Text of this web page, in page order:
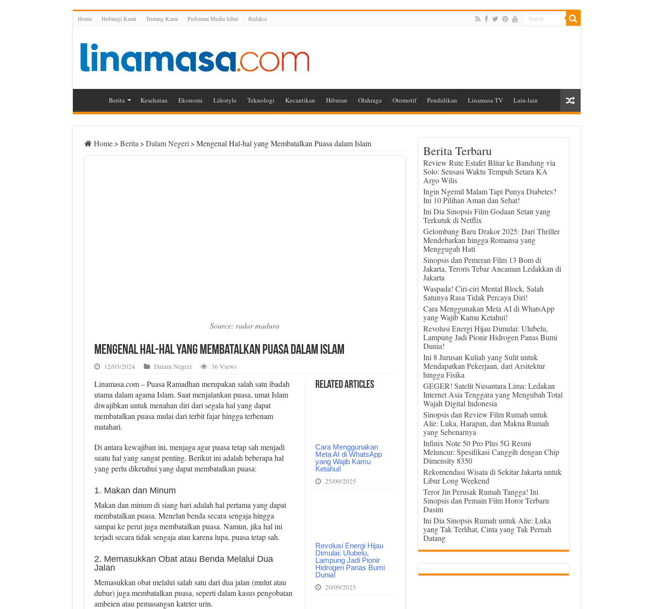
Home Hubungi Kami Tentang Kami Pedoman Media Siber Redaksi
Berita Kesehatan Ekonomi Lifestyle Teknologi Kecantikan Hiburan Olahraga Otomotif Pendidikan Linamasa TV Lain-lain
Home >Berita >Dalam Negeri >Mengenal Hal-hal yang Membatalkan Puasa dalam Islam
Source: radar madura
Mengenal Hal-hal yang Membatalkan Puasa dalam Islam
12/03/2024 Dalam Negeri 36 Views
Related Articles
Cara Menggunakan
Meta AI di WhatsApp
yang Wajib Kamu
Ketahui!
25/09/2025
Revolusi Energi Hijau
Dimulai: Ulubelu,
Lampung Jadi Pionir
Hidrogen Panas Bumi
Dunia!
20/09/2025
Linamasa.com – Puasa Ramadhan merupakan salah satu ibadah
utama dalam agama Islam. Saat menjalankan puasa, umat Islam
diwajibkan untuk menahan diri dari segala hal yang dapat
membatalkan puasa mulai dari terbit fajar hingga terbenam
matahari.
Di antara kewajiban ini, menjaga agar puasa tetap sah menjadi
suatu hal yang sangat penting. Berikut ini adalah beberapa hal
yang perlu diketahui yang dapat membatalkan puasa:
1. Makan dan Minum
Makan dan minum di siang hari adalah hal pertama yang dapat
membatalkan puasa. Menelan benda secara sengaja hingga
sampai ke perut juga membatalkan puasa. Namun, jika hal ini
terjadi secara tidak sengaja atau karena lupa, puasa tetap sah.
2. Memasukkan Obat atau Benda Melalui Dua
Jalan
Memasukkan obat melalui salah satu dari dua jalan (mulut atau
dubur) juga membatalkan puasa, seperti dalam kasus pengobatan
ambeien atau pemasangan kateter urin.
Berita Terbaru
Review Rute Estafet Blitar ke Bandung via
Solo: Sensasi Waktu Tempuh Setara KA
Argo Wilis
Ingin Ngemil Malam Tapi Punya Diabetes?
Ini 10 Pilihan Aman dan Sehat!
Ini Dia Sinopsis Film Godaan Setan yang
Terkutuk di Netflix
Gelombang Baru Drakor 2025: Dari Thriller
Mendebarkan hingga Romansa yang
Menggugah Hati
Sinopsis dan Pemeran Film 13 Bom di
Jakarta, Teroris Tebar Ancaman Ledakkan di
Jakarta
Waspada! Ciri-ciri Mental Block, Salah
Satunya Rasa Tidak Percaya Diri!
Cara Menggunakan Meta AI di WhatsApp
yang Wajib Kamu Ketahui!
Revolusi Energi Hijau Dimulai: Ulubelu,
Lampung Jadi Pionir Hidrogen Panas Bumi
Dunia!
Ini 8 Jurusan Kuliah yang Sulit untuk
Mendapatkan Pekerjaan, dari Arsitektur
hingga Fisika
GEGER! Satelit Nusantara Lima: Ledakan
Internet Asia Tenggara yang Mengubah Total
Wajah Digital Indonesia
Sinopsis dan Review Film Rumah untuk
Alie: Luka, Harapan, dan Makna Rumah
yang Sebenarnya
Infinix Note 50 Pro Plus 5G Resmi
Meluncur: Spesifikasi Canggih dengan Chip
Dimensity 8350
Rekomendasi Wisata di Sekitar Jakarta untuk
Libur Long Weekend
Teror Jin Perusak Rumah Tangga! Ini
Sinopsis dan Pemain Film Horor Terbaru
Dasim
Ini Dia Sinopsis Rumah untuk Alie: Luka
yang Tak Terlihat, Cinta yang Tak Pernah
Datang